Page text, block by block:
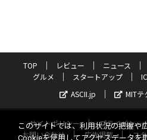
TOP レビュー ニュース
グルメ
スタートアップ
ASCII.jp
MITテ
サイトポリシー プライバシー
お問い合わせ
広告掲載 ス
このサイトでは、利用状況の把握や
Cookieを使用してアクセスデータを